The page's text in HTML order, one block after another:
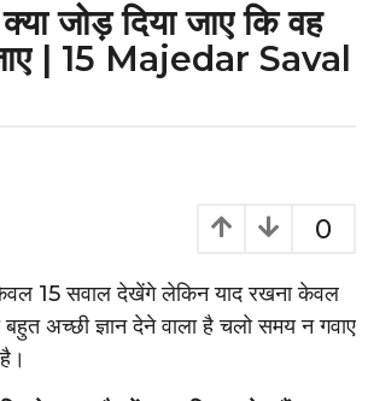
जोड़ दिया जाए कि वह
| 15 Majedar Saval
0
15 सवाल देखेंगे लेकिन याद रखना केवल
अच्छी ज्ञान देने वाला है चलो समय न गवाए